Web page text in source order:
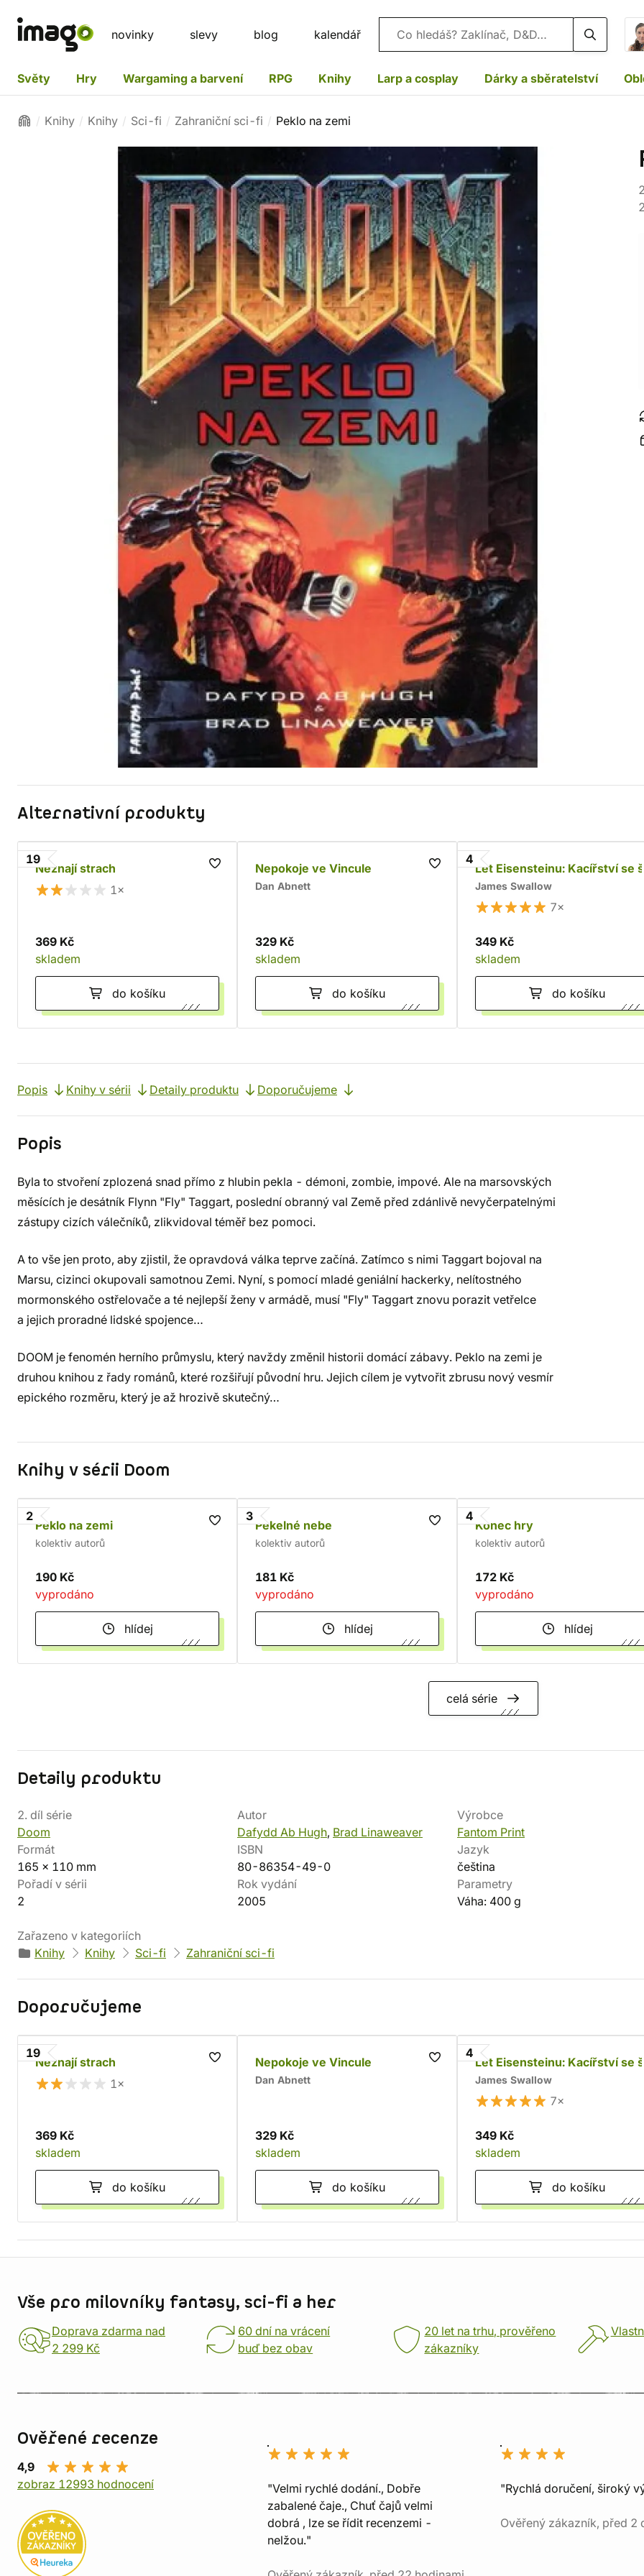
novinky slevy blog kalendář Vyhledávání
Světy Hry Wargaming a barvení RPG Knihy Larp a cosplay Dárky a sběratelství
Knihy Knihy Sci-fi Zahraniční sci-fi Peklo na zemi
Alternativní produkty
19
Neznají strach
1×
369 Kč
skladem
do košíku
Nepokoje ve Vincule
Dan Abnett
329 Kč
skladem
do košíku
4
Let Eisensteinu: Kacířství se
James Swallow
7×
349 Kč
skladem
do košíku
Popis Knihy v sérii Detaily produktu Doporučujeme
Popis
Byla to stvoření zplozená snad přímo z hlubin pekla - démoni, zombie, impové. Ale na marsovských
měsících je desátník Flynn "Fly" Taggart, poslední obranný val Země před zdánlivě nevyčerpatelnými
zástupy cizích válečníků, zlikvidoval téměř bez pomoci.
A to vše jen proto, aby zjistil, že opravdová válka teprve začíná. Zatímco s nimi Taggart bojoval na
Marsu, cizinci okupovali samotnou Zemi. Nyní, s pomocí mladé geniální hackerky, nelítostného
mormonského ostřelovače a té nejlepší ženy v armádě, musí "Fly" Taggart znovu porazit vetřelce
a jejich proradné lidské spojence…
DOOM je fenomén herního průmyslu, který navždy změnil historii domácí zábavy. Peklo na zemi je
druhou knihou z řady románů, které rozšiřují původní hru. Jejich cílem je vytvořit zbrusu nový vesmír
epického rozměru, který je až hrozivě skutečný…
Knihy v sérii Doom
2
Peklo na zemi
kolektiv autorů
190 Kč
vyprodáno
hlídej
3
Pekelné nebe
kolektiv autorů
181 Kč
vyprodáno
hlídej
4
Konec hry
kolektiv autorů
172 Kč
vyprodáno
hlídej
celá série
Detaily produktu
2. díl série
Doom
Autor
Dafydd Ab Hugh, Brad Linaweaver
Výrobce
Fantom Print
Formát
165 x 110 mm
ISBN
80-86354-49-0
Jazyk
čeština
Pořadí v sérii
2
Rok vydání
2005
Parametry
Váha: 400 g
Zařazeno v kategoriích
Knihy
Knihy Sci-fi Zahraniční sci-fi
Doporučujeme
19
Neznají strach
1×
369 Kč
skladem
do košíku
Nepokoje ve Vincule
Dan Abnett
329 Kč
skladem
do košíku
4
Let Eisensteinu: Kacířství se
James Swallow
7×
349 Kč
skladem
do košíku
Vše pro milovníky fantasy, sci-fi a her
Doprava zdarma nad
2 299 Kč
60 dní na vrácení
buď bez obav
20 let na trhu, prověřeno
zákazníky
Ověřené recenze
4,9
zobraz 12993 hodnocení
"Velmi rychlé dodání., Dobře
zabalené čaje., Chuť čajů velmi
dobrá , lze se řídit recenzemi -
nelžou."
"Rychlá doručení, široký
Ověřený zákazník, před 2